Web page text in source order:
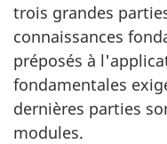
trois grandes
connaissances
préposés à
fondamentales
dernières parties
modules.